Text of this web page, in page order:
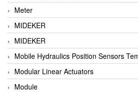
Basco
Baumer
Baumuller Vietnam
Baykee
BBC Bircher Smart Access
BCS ITALY
Meter
MIDEKER
MIDEKER
Mobile Hydraulics Position Sensors
Modular Linear Actuators
Module